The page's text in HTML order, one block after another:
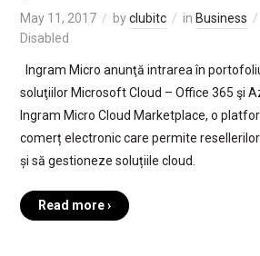
May 11, 2017 byclubitc in Business
Disabled
Ingram Micro anunţă intrarea în
soluţiilor Microsoft Cloud – Office 365 şi
Ingram Micro Cloud Marketplace, o
comerț electronic care permite
și să gestioneze soluțiile cloud.
Read more ›